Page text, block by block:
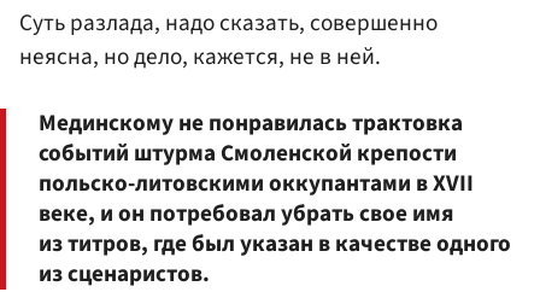
Суть разлада, надо сказать, совершенно
неясна, но дело, кажется, не в ней.
Мединскому не понравилась трактовка
событий штурма Смоленской крепости
польско-литовскими оккупантами в XVII
веке, и он потребовал убрать свое имя
из титров, где был указан в качестве одного
из сценаристов.